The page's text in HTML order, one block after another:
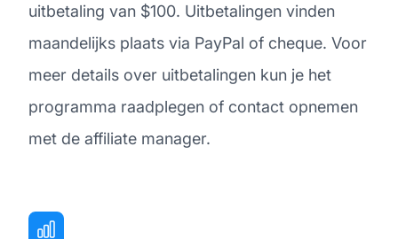
uitbetaling van $100. Uitbetalingen vinden
maandelijks plaats via PayPal of cheque. Voor
meer details over uitbetalingen kun je het
programma raadplegen of contact opnemen
met de affiliate manager.